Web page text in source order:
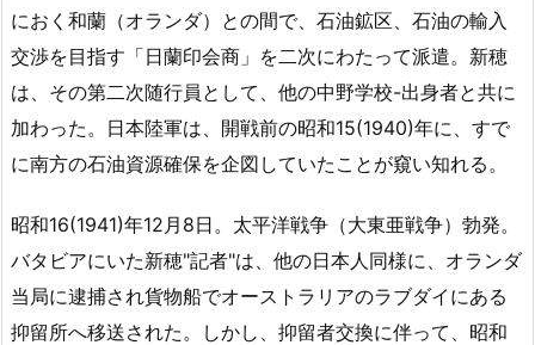
におく和蘭（オランダ）との間で、石油鉱区、石油の輸入
交渉を目指す「日蘭印会商」を二次にわたって派遣。新穂
は、その第二次随行員として、他の中野学校-出身者と共に
加わった。日本陸軍は、開戦前の昭和15(1940)年に、すで
に南方の石油資源確保を企図していたことが窺い知れる。
昭和16(1941)年12月8日。太平洋戦争（大東亜戦争）勃発。
バタビアにいた新穂"記者"は、他の日本人同様に、オランダ
当局に逮捕され貨物船でオーストラリアのラブダイにある
抑留所へ移送された。しかし、抑留者交換に伴って、昭和